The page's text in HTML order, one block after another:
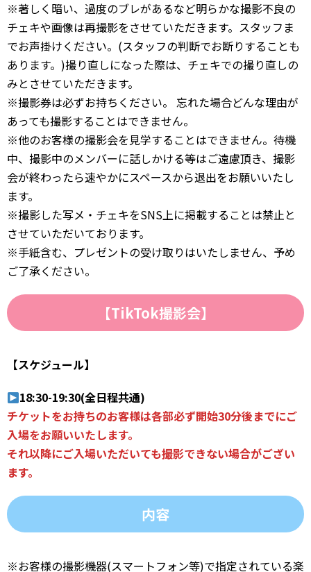
※著しく暗い、過度のブレがあるなど明らかな撮影不良の
チェキや画像は再撮影をさせていただきます。スタッフま
でお声掛けください。(スタッフの判断でお断りすることも
あります。)撮り直しになった際は、チェキでの撮り直しの
みとさせていただきます。
※撮影券は必ずお持ちください。 忘れた場合どんな理由が
あっても撮影することはできません。
※他のお客様の撮影会を見学することはできません。待機
中、撮影中のメンバーに話しかける等はご遠慮頂き、撮影
会が終わったら速やかにスペースから退出をお願いいたし
ます。
※撮影した写メ・チェキをSNS上に掲載することは禁止と
させていただいております。
※手紙含む、プレゼントの受け取りはいたしません、予め
ご了承ください。
【TikTok撮影会】
【スケジュール】
18:30-19:30(全日程共通)
チケットをお持ちのお客様は各部必ず開始30分後までにご
入場をお願いいたします。
それ以降にご入場いただいても撮影できない場合がござい
ます。
内容
※お客様の撮影機器(スマートフォン等)で指定されている楽